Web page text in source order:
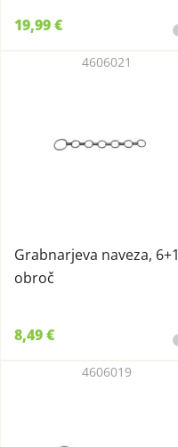
19,99 €
Grabnarjeva naveza, 6+1
obroč
4606021
8,49 €
4606019